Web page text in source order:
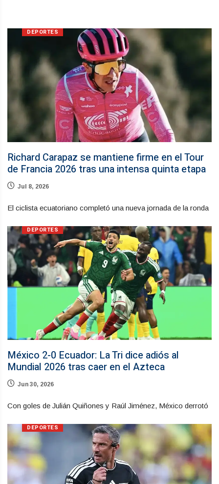
DEPORTES
Richard Carapaz se mantiene firme en el Tour
de Francia 2026 tras una intensa quinta etapa
Jul 8, 2026
El ciclista ecuatoriano completó una nueva jornada de la ronda
DEPORTES
México 2-0 Ecuador: La Tri dice adiós al
Mundial 2026 tras caer en el Azteca
Jun 30, 2026
Con goles de Julián Quiñones y Raúl Jiménez, México derrotó
DEPORTES